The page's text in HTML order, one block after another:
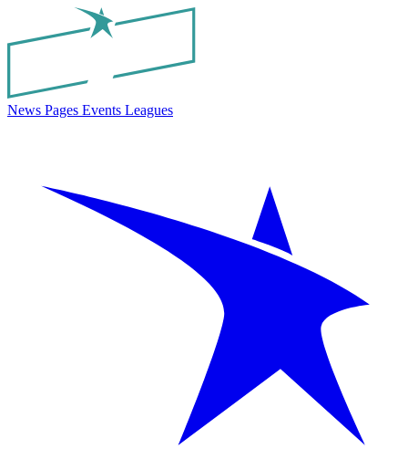
News Pages Events Leagues